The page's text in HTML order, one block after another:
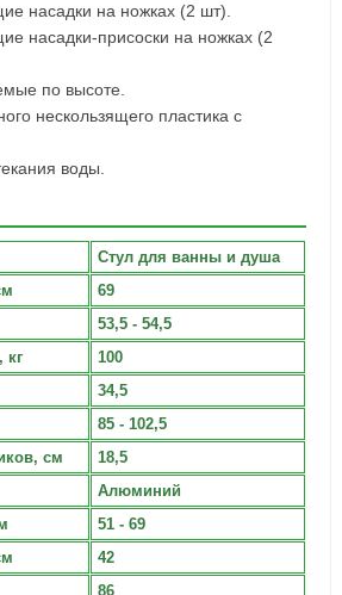
насадки на ножках (2 шт).
насадки-присоски на ножках (2
по высоте.
нескользящего пластика с
воды.
Стул для ванны и душа
69
53,5 - 54,5
кг
100
34,5
85 - 102,5
см
18,5
Алюминий
51 - 69
42
86